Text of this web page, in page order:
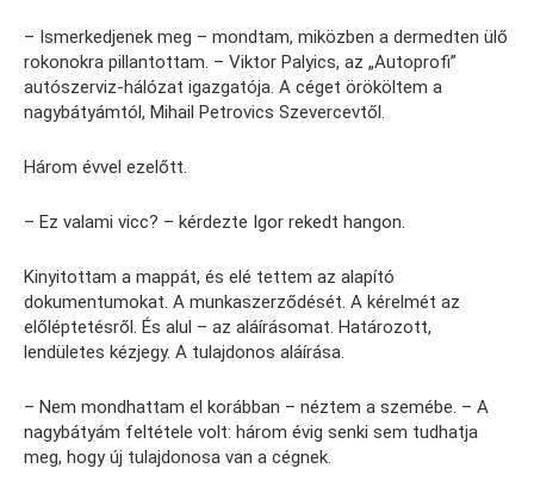
– Ismerkedjenek meg – mondtam, miközben a dermedten ülő
rokonokra pillantottam. – Viktor Palyics, az „Autoprofi”
autószerviz-hálózat igazgatója. A céget örököltem a
nagybátyámtól, Mihail Petrovics Szevercevtől.
Három évvel ezelőtt.
– Ez valami vicc? – kérdezte Igor rekedt hangon.
Kinyitottam a mappát, és elé tettem az alapító
dokumentumokat. A munkaszerződését. A kérelmét az
előléptetésről. És alul – az aláírásomat. Határozott,
lendületes kézjegy. A tulajdonos aláírása.
– Nem mondhattam el korábban – néztem a szemébe. – A
nagybátyám feltétele volt: három évig senki sem tudhatja
meg, hogy új tulajdonosa van a cégnek.